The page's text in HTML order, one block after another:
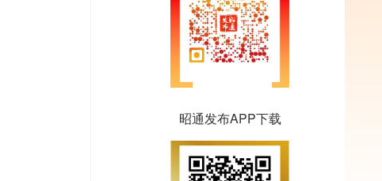
昭通发布APP下载